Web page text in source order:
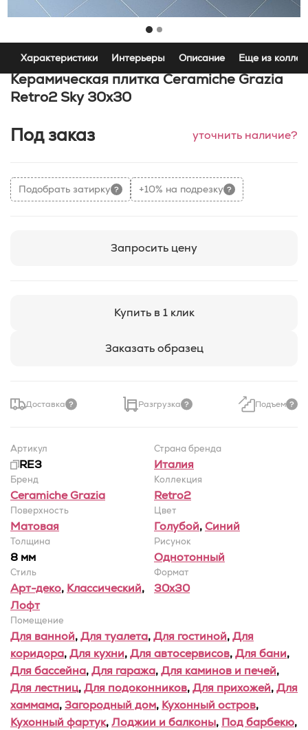
Характеристики Интерьеры Описание Еще из
Керамическая плитка Ceramiche Grazia
Retro2 Sky 30x30
Под заказ уточнить наличие?
Подобрать затирку +10% на подрезку
Запросить цену
Купить в 1 клик
Заказать образец
Доставка Разгрузка Подъем
Артикул
RE3
Страна бренда
Италия
Бренд
Ceramiche Grazia
Коллекция
Retro2
Поверхность
Матовая
Цвет
Голубой,Синий
Толщина
8 мм
Рисунок
Однотонный
Стиль
Арт-деко, Классический,
Лофт
Формат
30x30
Помещение
Для ванной,Для туалета,Для гостиной,Для
коридора,Для кухни,Для автосервисов,Для бани,
Для бассейна,Для гаража,Для каминов и печей,
Для лестниц,Для подоконников,Для прихожей,Для
хаммама,Загородный дом, Кухонный остров,
Кухонный фартук,Лоджии и балконы, Под барбекю,